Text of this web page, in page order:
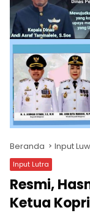
Beranda Input
Input Lutra
Resmi,
Ketua Kopri